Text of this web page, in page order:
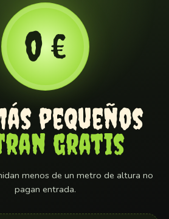
0 €
pequeños
gratis
menos de un metro de altura no
pagan entrada.